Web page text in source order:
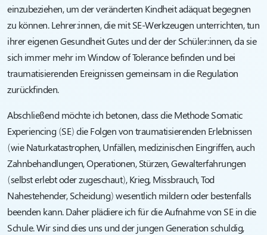
einzubeziehen, um der veränderten Kindheit adäquat begegnen
zu können. Lehrer:innen, die mit SE-Werkzeugen unterrichten, tun
ihrer eigenen Gesundheit Gutes und der der Schüler:innen, da sie
sich immer mehr im Window of Tolerance befinden und bei
traumatisierenden Ereignissen gemeinsam in die Regulation
zurückfinden.
Abschließend möchte ich betonen, dass die Methode Somatic
Experiencing (SE) die Folgen von traumatisierenden Erlebnissen
(wie Naturkatastrophen, Unfällen, medizinischen Eingriffen, auch
Zahnbehandlungen, Operationen, Stürzen, Gewalterfahrungen
(selbst erlebt oder zugeschaut), Krieg, Missbrauch, Tod
Nahestehender, Scheidung) wesentlich mildern oder bestenfalls
beenden kann. Daher plädiere ich für die Aufnahme von SE in die
Schule. Wir sind dies uns und der jungen Generation schuldig,